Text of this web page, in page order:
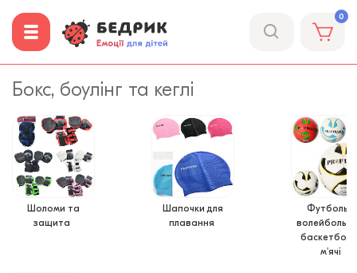
0
Бокс, боулінг та кеглі
Шоломи та
защита
Шапочки для
плавання
м'ячі